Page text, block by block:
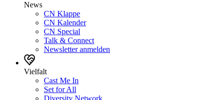
News
CN Klappe
CN Kalender
CN Special
Talk & Connect
Newsletter anmelden
Vielfalt
Cast Me In
Set for All
Diversity Network